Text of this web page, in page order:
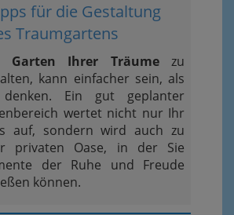
für die Gestaltung
Traumgartens
Garten Ihrer Träumezu
kann einfacher sein, als
Ein gut geplanter
wertet nicht nur Ihr
auf, sondern wird auch zu
privaten Oase, in der Sie
der Ruhe und Freude
können.